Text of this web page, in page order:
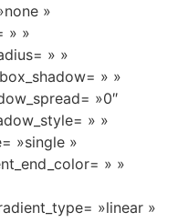
»
» »
» »
» »
»0″
» »
»single »
» »
»linear »